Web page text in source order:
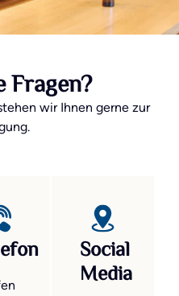
Fragen?
wir Ihnen gerne zur
Social
Media